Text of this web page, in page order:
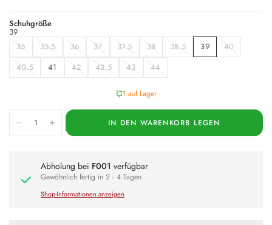
Schuhgröße
39
35
35.5 36 37 37.5 38 38.5 39
40
40.5
41 42 42.5 43 44
1 auf Lager
IN DEN WARENKORB LEGEN
Abholung bei F001 verfügbar
Gewöhnlich fertig in 2 - 4 Tagen
Shop-Informationen anzeigen